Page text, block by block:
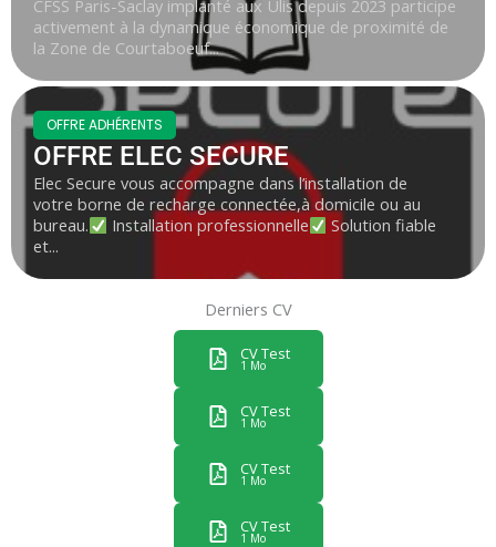
CFSS Paris-Saclay implanté aux Ulis depuis 2023 participe
activement à la dynamique économique de proximité de
la Zone de Courtaboeuf...
OFFRE ADHÉRENTS
OFFRE ELEC SECURE
Elec Secure vous accompagne dans l’installation de
votre borne de recharge connectée,à domicile ou au
bureau.
Installation professionnelle
Solution fiable
et...
Derniers CV
CV Test
1 Mo
CV Test
1 Mo
CV Test
1 Mo
CV Test
1 Mo